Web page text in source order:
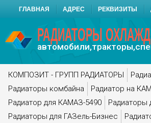
ГЛАВНАЯ АДРЕС РЕКВИЗИТЫ
РАДИАТОРЫ
КОМПОЗИТ - ГРУПП РАДИАТОРЫ
Радиаторы комбайна
Радиатор на
Радиатор для КАМАЗ-5490
Радиаторы
Радиаторы для ГАЗель-Бизнес